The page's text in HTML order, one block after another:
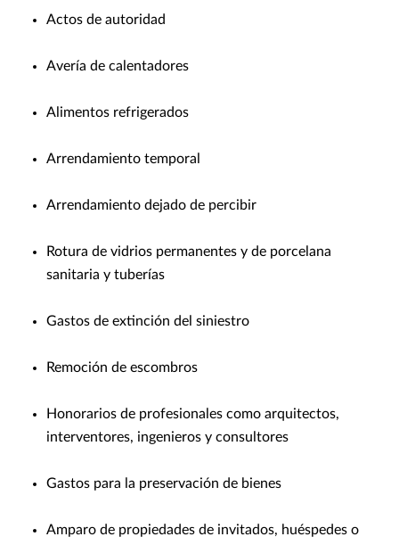
Actos de autoridad
Avería de calentadores
Alimentos refrigerados
Arrendamiento temporal
Arrendamiento dejado de percibir
Rotura de vidrios permanentes y de porcelana
sanitaria y tuberías
Gastos de extinción del siniestro
Remoción de escombros
Honorarios de profesionales como arquitectos,
interventores, ingenieros y consultores
Gastos para la preservación de bienes
Amparo de propiedades de invitados, huéspedes o